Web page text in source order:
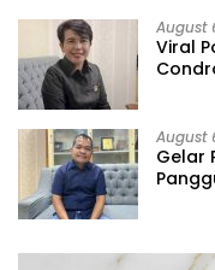
August
Viral
August
Gelar